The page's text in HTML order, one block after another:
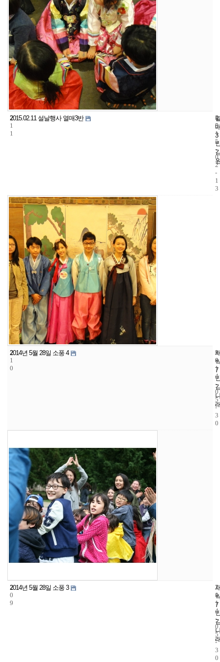
2
1
1
2015.02.11 설날행사 열매3반
3
4
5
2
0
1
5
-
0
2
-
1
3
2
1
0
2014년 5월 28일 소풍 4
7
9
0
2
0
1
4
-
0
5
-
3
0
2
0
9
2014년 5월 28일 소풍 3
7
7
1
2
0
1
4
-
0
5
-
3
0